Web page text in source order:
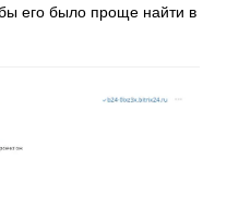
его было проще найти в